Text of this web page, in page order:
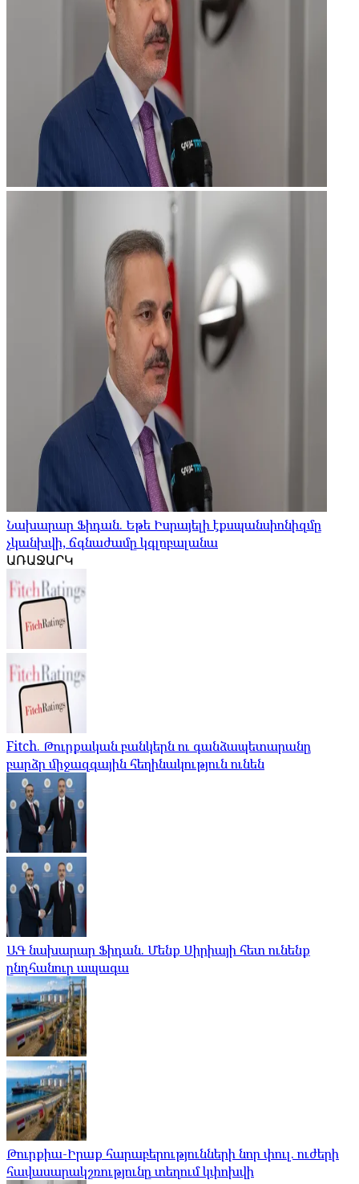
Նախարար Ֆիդան. Եթե Իսրայելի էքսպանսիոնիզմը
չկանխվի, ճգնաժամը կգլոբալանա
ԱՌԱՋԱՐԿ
Fitch. Թուրքական բանկերն ու գանձապետարանը
բարձր միջազգային հեղինակություն ունեն
ԱԳ նախարար Ֆիդան. Մենք Սիրիայի հետ ունենք
ընդհանուր ապագա
Թուրքիա-Իրաք հարաբերությունների նոր փուլ. ուժերի
հավասարակշռությունը տեղում կփոխվի